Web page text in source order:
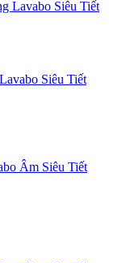
Siêu Tiết